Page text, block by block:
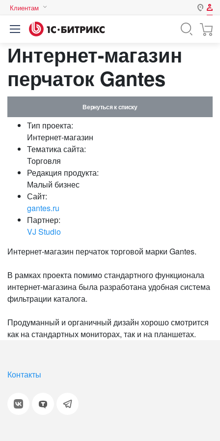
Клиентам
Казахстан
Авторизация
Логин
Пароль
Интернет-магазин
перчаток Gantes
Вернуться к списку
Тип проекта:
Интернет-магазин
Тематика сайта:
Торговля
Редакция продукта:
Малый бизнес
Сайт:
gantes.ru
Партнер:
VJ Studio
Интернет-магазин перчаток торговой марки Gantes.
В рамках проекта помимо стандартного функционала
интернет-магазина была разработана удобная система
фильтрации каталога.
Продуманный и органичный дизайн хорошо смотрится
как на стандартных мониторах, так и на планшетах.
Контакты